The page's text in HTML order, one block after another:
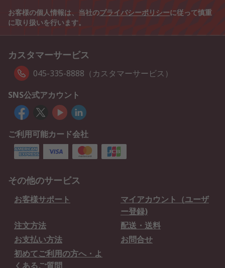
お客様の個人情報は、当社のプライバシーポリシーに従って慎重
に取り扱いを行います。
カスタマーサービス
045-335-8888（カスタマーサービス）
SNS公式アカウント
ご利用可能カード会社
その他のサービス
お客様サポート
マイアカウント（ユーザ
ー登録)
注文方法
配送・送料
お支払い方法
お問合せ
初めてご利用の方へ・よ
くあるご質問